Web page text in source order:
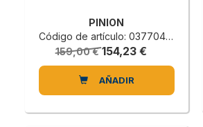
PINION
Código de artículo: 0377040205D
159,00 € 154,23 €
AÑADIR